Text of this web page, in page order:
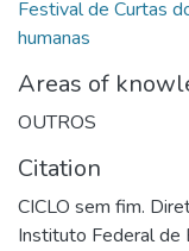
Festival de Curtas
humanas
Areas of
OUTROS
Citation
CICLO sem fim.
Instituto Federal de